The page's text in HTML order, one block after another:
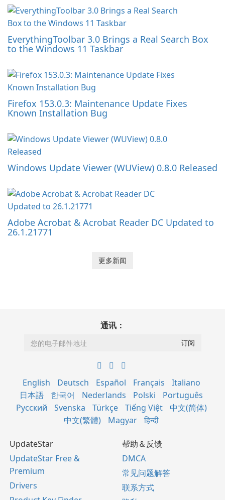
EverythingToolbar 3.0 Brings a Real Search Box
to the Windows 11 Taskbar
Firefox 153.0.3: Maintenance Update Fixes
Known Installation Bug
Windows Update Viewer (WUView) 0.8.0 Released
Adobe Acrobat & Acrobat Reader DC Updated to
26.1.21771
更多新闻
通讯：
English Deutsch Español Français
Italiano
日本語
한국어 Nederlands Polski
Português
Русский
Svenska Türkçe Tiếng Việt
中文(简体)
中文(繁體)
Magyar हिन्दी
UpdateStar
UpdateStar Free &
Premium
Drivers
帮助＆反馈
DMCA
常见问题解答
联系方式